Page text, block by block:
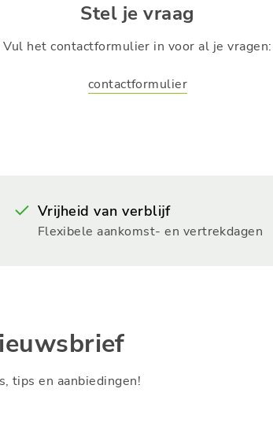
Stel je vraag
Vul het contactformulier in voor al je vragen:
contactformulier
Vrijheid van verblijf
Flexibele aankomst- en vertrekdagen
tips en aanbiedingen!